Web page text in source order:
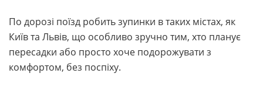
По дорозі поїзд робить зупинки в таких містах, як
Київ та Львів, що особливо зручно тим, хто планує
пересадки або просто хоче подорожувати з
комфортом, без поспіху.